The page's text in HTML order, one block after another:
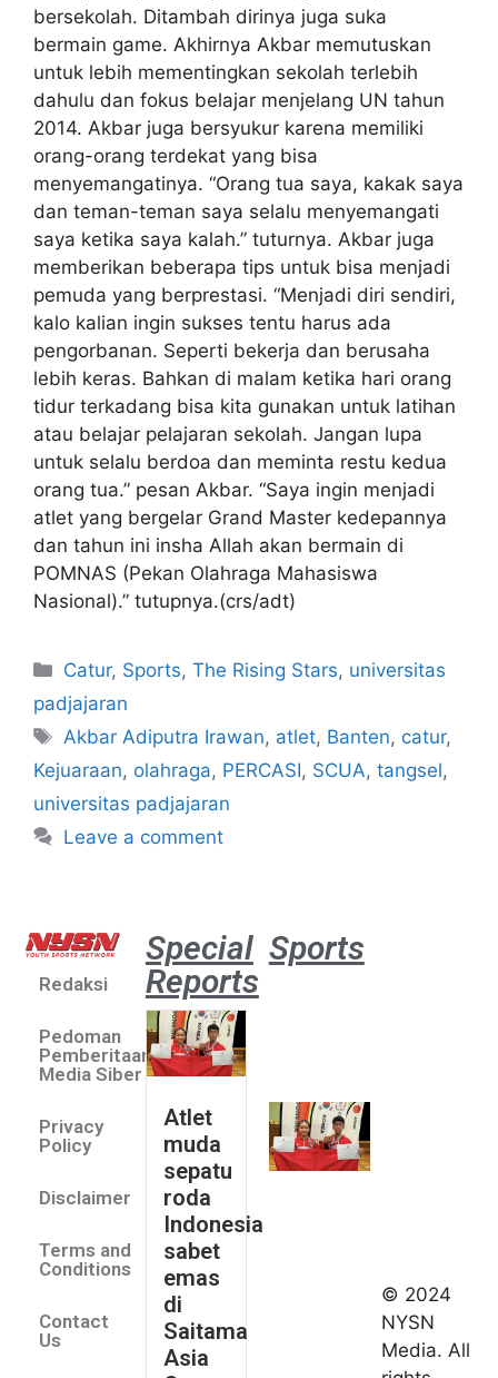
bersekolah. Ditambah dirinya juga suka
bermain game. Akhirnya Akbar memutuskan
untuk lebih mementingkan sekolah terlebih
dahulu dan fokus belajar menjelang UN tahun
2014. Akbar juga bersyukur karena memiliki
orang-orang terdekat yang bisa
menyemangatinya. “Orang tua saya, kakak saya
dan teman-teman saya selalu menyemangati
saya ketika saya kalah.” tuturnya. Akbar juga
memberikan beberapa tips untuk bisa menjadi
pemuda yang berprestasi. “Menjadi diri sendiri,
kalo kalian ingin sukses tentu harus ada
pengorbanan. Seperti bekerja dan berusaha
lebih keras. Bahkan di malam ketika hari orang
tidur terkadang bisa kita gunakan untuk latihan
atau belajar pelajaran sekolah. Jangan lupa
untuk selalu berdoa dan meminta restu kedua
orang tua.” pesan Akbar. “Saya ingin menjadi
atlet yang bergelar Grand Master kedepannya
dan tahun ini insha Allah akan bermain di
POMNAS (Pekan Olahraga Mahasiswa
Nasional).” tutupnya.(crs/adt)
Catur, Sports,The Rising Stars, universitas
padjajaran
Akbar Adiputra Irawan, atlet, Banten, catur,
Kejuaraan, olahraga, PERCASI, SCUA, tangsel,
universitas padjajaran
Leave a comment
Redaksi
Pedoman
Pemberitaan
Media Siber
Privacy
Policy
Disclaimer
Terms and
Conditions
Contact
Us
Special
Reports
Atlet
muda
sepatu
roda
Indonesia
sabet
emas
di
Saitama
Asia
Sports
2026
Indonesia
kirim tiga
lifter
© 2024
NYSN
Media. All